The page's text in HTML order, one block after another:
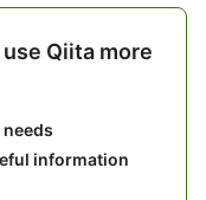
Qiita more
information